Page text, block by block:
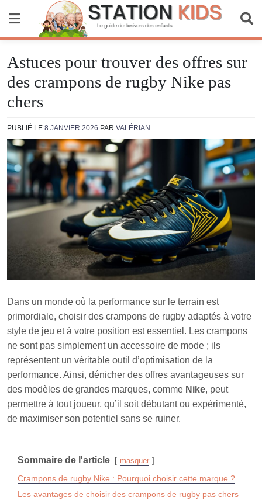
Astuces pour trouver des offres sur
des crampons de rugby Nike pas
chers
PUBLIÉ LE 8 JANVIER 2026 PAR VALÉRIAN
Dans un monde où la performance sur le terrain est
primordiale, choisir des crampons de rugby adaptés à votre
style de jeu et à votre position est essentiel. Les crampons
ne sont pas simplement un accessoire de mode ; ils
représentent un véritable outil d’optimisation de la
performance. Ainsi, dénicher des offres avantageuses sur
des modèles de grandes marques, comme Nike, peut
permettre à tout joueur, qu’il soit débutant ou expérimenté,
de maximiser son potentiel sans se ruiner.
Sommaire de l'article masquer
Crampons de rugby Nike : Pourquoi choisir cette marque ?
Les avantages de choisir des crampons de rugby pas chers